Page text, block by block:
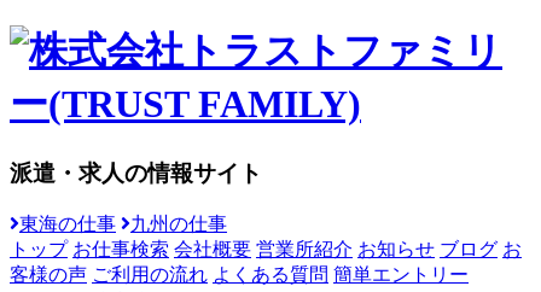
派遣・求人の情報サイト
東海の仕事
九州の仕事
トップ お仕事検索 会社概要 営業所紹介 お知らせ ブログ お
客様の声 ご利用の流れ よくある質問 簡単エントリー